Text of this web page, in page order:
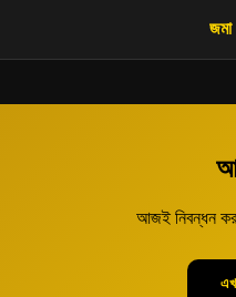
জমা
আজই নিবন্ধন